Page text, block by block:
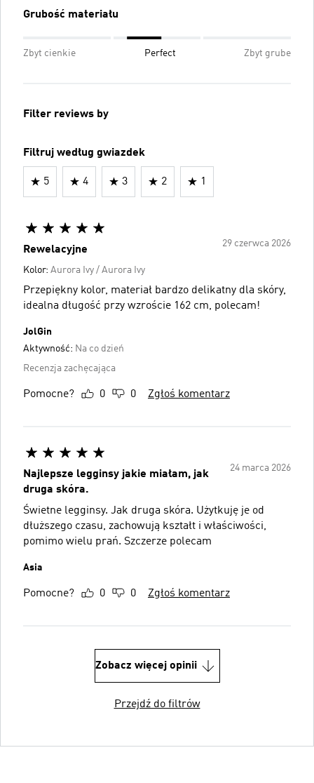
Grubość materiału
Zbyt cienkie Perfect Zbyt grube
Filter reviews by
Filtruj według gwiazdek
5 4 3 2 1
29 czerwca 2026
Rewelacyjne
Kolor: Aurora Ivy / Aurora Ivy
Przepiękny kolor, materiał bardzo delikatny dla skóry,
idealna długość przy wzroście 162 cm, polecam!
JolGin
Aktywność: Na co dzień
Recenzja zachęcająca
Pomocne? 0 0 Zgłoś komentarz
24 marca 2026
Najlepsze legginsy jakie miałam, jak
druga skóra.
Świetne legginsy. Jak druga skóra. Użytkuję je od
dłuższego czasu, zachowują kształt i właściwości,
pomimo wielu prań. Szczerze polecam
Asia
Pomocne? 0 0 Zgłoś komentarz
Zobacz więcej opinii
Przejdź do filtrów